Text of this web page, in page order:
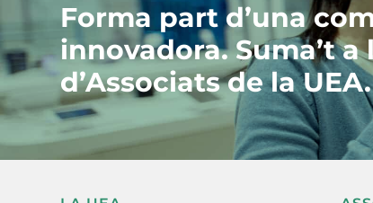
Forma part d’una
innovadora. Suma’t
d’Associats de la UEA.